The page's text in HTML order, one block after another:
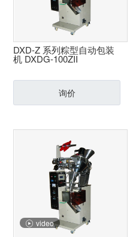
DXD-Z 系列粽型自动包装
机 DXDG-100ZII
询价
video